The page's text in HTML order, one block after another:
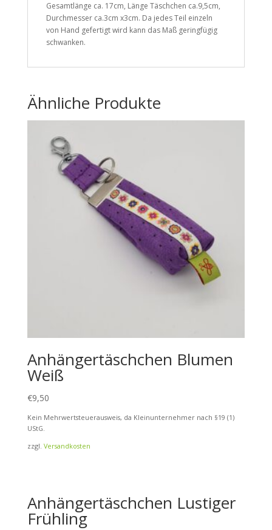
Gesamtlänge ca. 17cm, Länge Täschchen ca.9,5cm,
Durchmesser ca.3cm x3cm. Da jedes Teil einzeln
von Hand gefertigt wird kann das Maß geringfügig
schwanken.
Ähnliche Produkte
Anhängertäschchen Blumen
Weiß
€9,50
Kein Mehrwertsteuerausweis, da Kleinunternehmer nach §19 (1)
UStG.
zzgl. Versandkosten
Anhängertäschchen Lustiger
Frühling